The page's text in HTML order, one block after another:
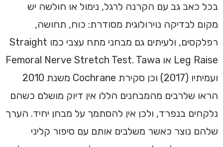
בכל כאב גב עם הקרנה לרגל, נימול או חולשה יש
מקום לבדיקה נוירולוגית מסודרת: כוח, תחושה,
רפלקסים, ולעיתים גם מבחני מתח עצבי כמו Straight
Leg Raise או Femoral Nerve Stretch Test. Tawa
ועמיתיו (2017) וכן סקירת Cochrane משנת 2010
הראו שלרבים מהמבחנים הללו אין דיוק מושלם כשהם
נלקחים בנפרד, ולכן אין להסתמך על מבחן יחיד. הערך
שלהם נוצר כאשר משלבים אותם עם סיפור קליני